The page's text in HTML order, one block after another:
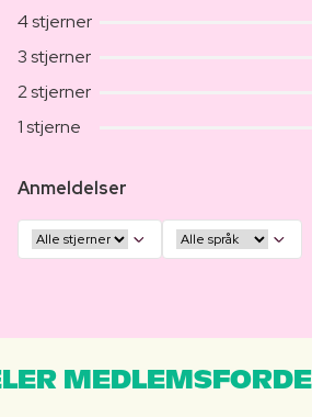
4 stjerner
3 stjerner
2 stjerner
1 stjerne
Anmeldelser